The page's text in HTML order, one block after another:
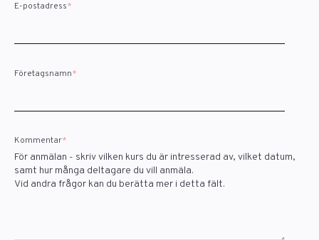
E-postadress*
Företagsnamn*
Kommentar*
För anmälan - skriv vilken kurs du är intresserad av, vilket datum,
samt hur många deltagare du vill anmäla.
Vid andra frågor kan du berätta mer i detta fält.